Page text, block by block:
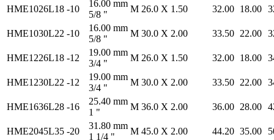
HME1026L18 -10
16.00 mm
5/8 "
M 26.0 X 1.50 32.00 18.00
HME1030L22 -10
16.00 mm
5/8 "
M 30.0 X 2.00 33.50 22.00
HME1226L18 -12
19.00 mm
3/4 "
M 26.0 X 1.50 32.00 18.00
HME1230L22 -12
19.00 mm
3/4 "
M 30.0 X 2.00 33.50 22.00
HME1636L28 -16
25.40 mm
1 "
M 36.0 X 2.00 36.00 28.00
HME2045L35 -20
31.80 mm
1 1/4 "
M 45.0 X 2.00 44.20 35.00